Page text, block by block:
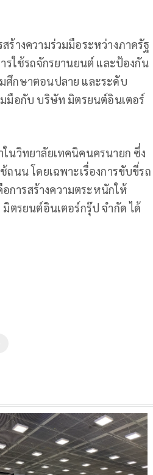
ร้างความร่วมมือระหว่างภาครัฐ
รใช้รถจักรยานยนต์ และป้องกัน
ศึกษาตอนปลาย และระดับ
มือกับ บริษัท มิตรยนต์อินเตอร์
นวิทยาลัยเทคนิคนครนายก ซึ่ง
นน โดยเฉพาะเรื่องการขับขี่รถ
การสร้างความตระหนักให้
ตรยนต์อินเตอร์กรุ๊ป จำกัด ได้